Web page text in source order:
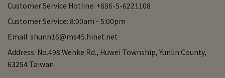
Customer Service Hotline: +886-5-6221108
Customer Service: 8:00am - 5:00pm
Email: shunn16@ms45.hinet.net
Address: No.498 Wenke Rd., Huwei Township, Yunlin County,
63254 Taiwan